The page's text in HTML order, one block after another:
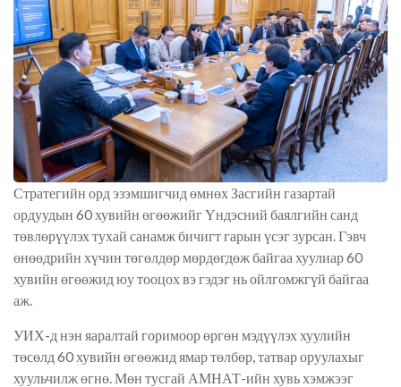
Стратегийн орд эзэмшигчид өмнөх Засгийн газартай
ордуудын 60 хувийн өгөөжийг Үндэсний баялгийн санд
төвлөрүүлэх тухай санамж бичигт гарын үсэг зурсан. Гэвч
өнөөдрийн хүчин төгөлдөр мөрдөгдөж байгаа хуулиар 60
хувийн өгөөжид юу тооцох вэ гэдэг нь ойлгомжгүй байгаа
аж.
УИХ-д нэн яаралтай горимоор өргөн мэдүүлэх хуулийн
төсөлд 60 хувийн өгөөжид ямар төлбөр, татвар оруулахыг
хуульчилж өгнө. Мөн тусгай АМНАТ-ийн хувь хэмжээг